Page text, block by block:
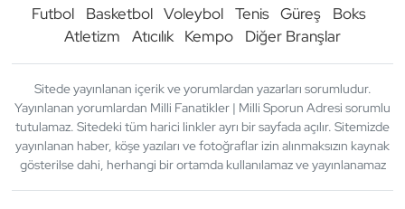
Futbol Basketbol Voleybol Tenis Güreş
Boks
Atletizm
Atıcılık Kempo Diğer Branşlar
Sitede yayınlanan içerik ve yorumlardan yazarları sorumludur.
Yayınlanan yorumlardan Milli Fanatikler | Milli Sporun Adresi sorumlu
tutulamaz. Sitedeki tüm harici linkler ayrı bir sayfada açılır. Sitemizde
yayınlanan haber, köşe yazıları ve fotoğraflar izin alınmaksızın kaynak
gösterilse dahi, herhangi bir ortamda kullanılamaz ve yayınlanamaz